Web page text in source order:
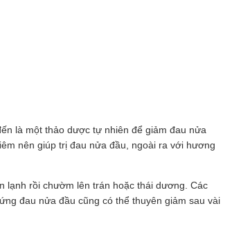
là một thảo dược tự nhiên để giảm đau nửa
nên giúp trị đau nửa đầu, ngoài ra với hương
lạnh rồi chườm lên trán hoặc thái dương. Các
đau nửa đầu cũng có thể thuyên giảm sau vài